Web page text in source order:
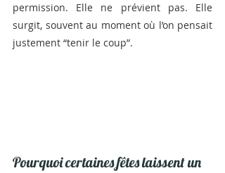
permission. Elle ne prévient pas. Elle
surgit, souvent au moment où l’on pensait
justement “tenir le coup”.
Pourquoi certaines fêtes laissent un